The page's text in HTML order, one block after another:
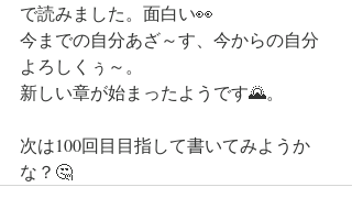
で読みました。面白い👀
今までの自分あざ～す、今からの自分
よろしくぅ～。
新しい章が始まったようです🌄。
次は100回目目指して書いてみようか
な？🤔